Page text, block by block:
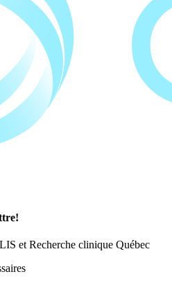
et Recherche clinique Québec